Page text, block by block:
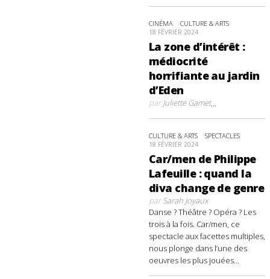
CINÉMA CULTURE & ARTS
18 FÉVRIER 2024
La zone d’intérêt :
médiocrité
horrifiante au jardin
d’Eden
parJuliette Gamet...
CULTURE & ARTS SPECTACLES
18 FÉVRIER 2024
Car/men de Philippe
Lafeuille : quand la
diva change de genre
parSarah Joyaux
Danse ? Théâtre ? Opéra ? Les
trois à la fois. Car/men, ce
spectacle aux facettes multiples,
nous plonge dans l’une des
oeuvres les plus jouées...